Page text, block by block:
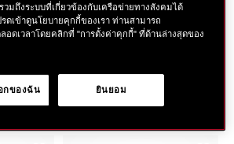
Filter
มถึงระบบที่เกี่ยวข้องกับเครือข่ายทางสังคมได้
ดเข้าดูนโยบายคุกกี้ของเรา ท่านสามารถ
อดเวลาโดยคลิกที่ "การตั้งค่าคุกกี้" ที่ด้านล่างสุดของ
ยินยอม
กของฉัน